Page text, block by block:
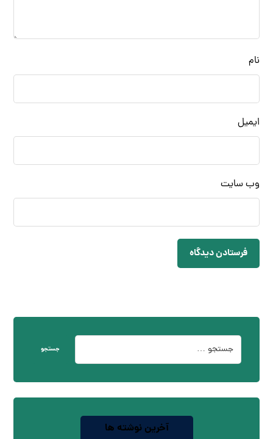
نام
ایمیل
وب‌ سایت
فرستادن دیدگاه
جستجو
آخرین نوشته ها